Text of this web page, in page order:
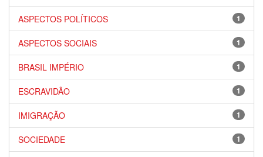
1
ASPECTOS POLÍTICOS
1
ASPECTOS SOCIAIS
1
BRASIL IMPÉRIO
1
ESCRAVIDÃO
1
IMIGRAÇÃO
1
SOCIEDADE